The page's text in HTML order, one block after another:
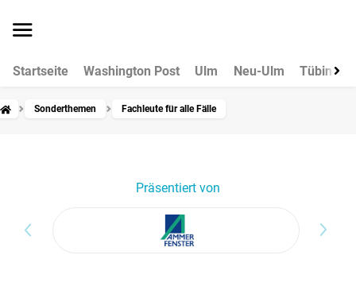
Startseite Washington Post Ulm Neu-Ulm Tübingen
Sonderthemen Fachleute für alle Fälle
Präsentiert von